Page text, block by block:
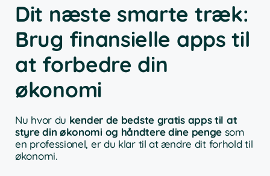
Dit næste smarte træk:
Brug finansielle apps til
at forbedre din
økonomi
Nu hvor du kender de bedste gratis apps til at
styre din økonomi og håndtere dine penge som
en professionel, er du klar til at ændre dit forhold til
økonomi.